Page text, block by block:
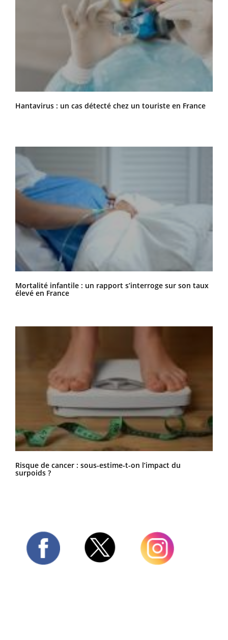
Hantavirus : un cas détecté chez un touriste en France
Mortalité infantile : un rapport s’interroge sur son taux
élevé en France
Risque de cancer : sous-estime-t-on l’impact du
surpoids ?